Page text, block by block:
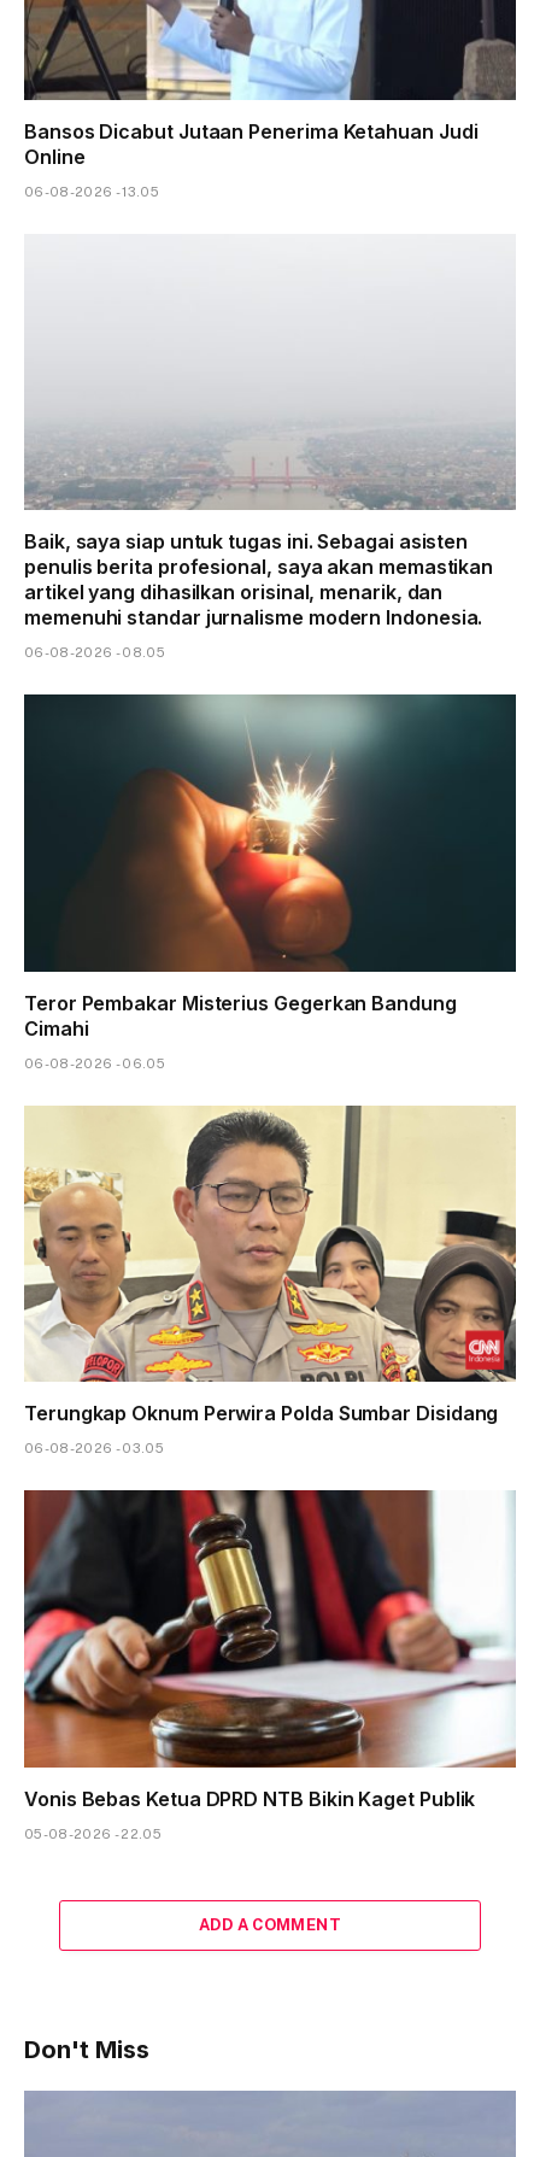
Bansos Dicabut Jutaan Penerima Ketahuan Judi
Online
06-08-2026 - 13.05
Baik, saya siap untuk tugas ini. Sebagai asisten
penulis berita profesional, saya akan memastikan
artikel yang dihasilkan orisinal, menarik, dan
memenuhi standar jurnalisme modern Indonesia.
06-08-2026 - 08.05
Teror Pembakar Misterius Gegerkan Bandung
Cimahi
06-08-2026 - 06.05
Terungkap Oknum Perwira Polda Sumbar Disidang
06-08-2026 - 03.05
Vonis Bebas Ketua DPRD NTB Bikin Kaget Publik
05-08-2026 - 22.05
ADD A COMMENT
Don't Miss